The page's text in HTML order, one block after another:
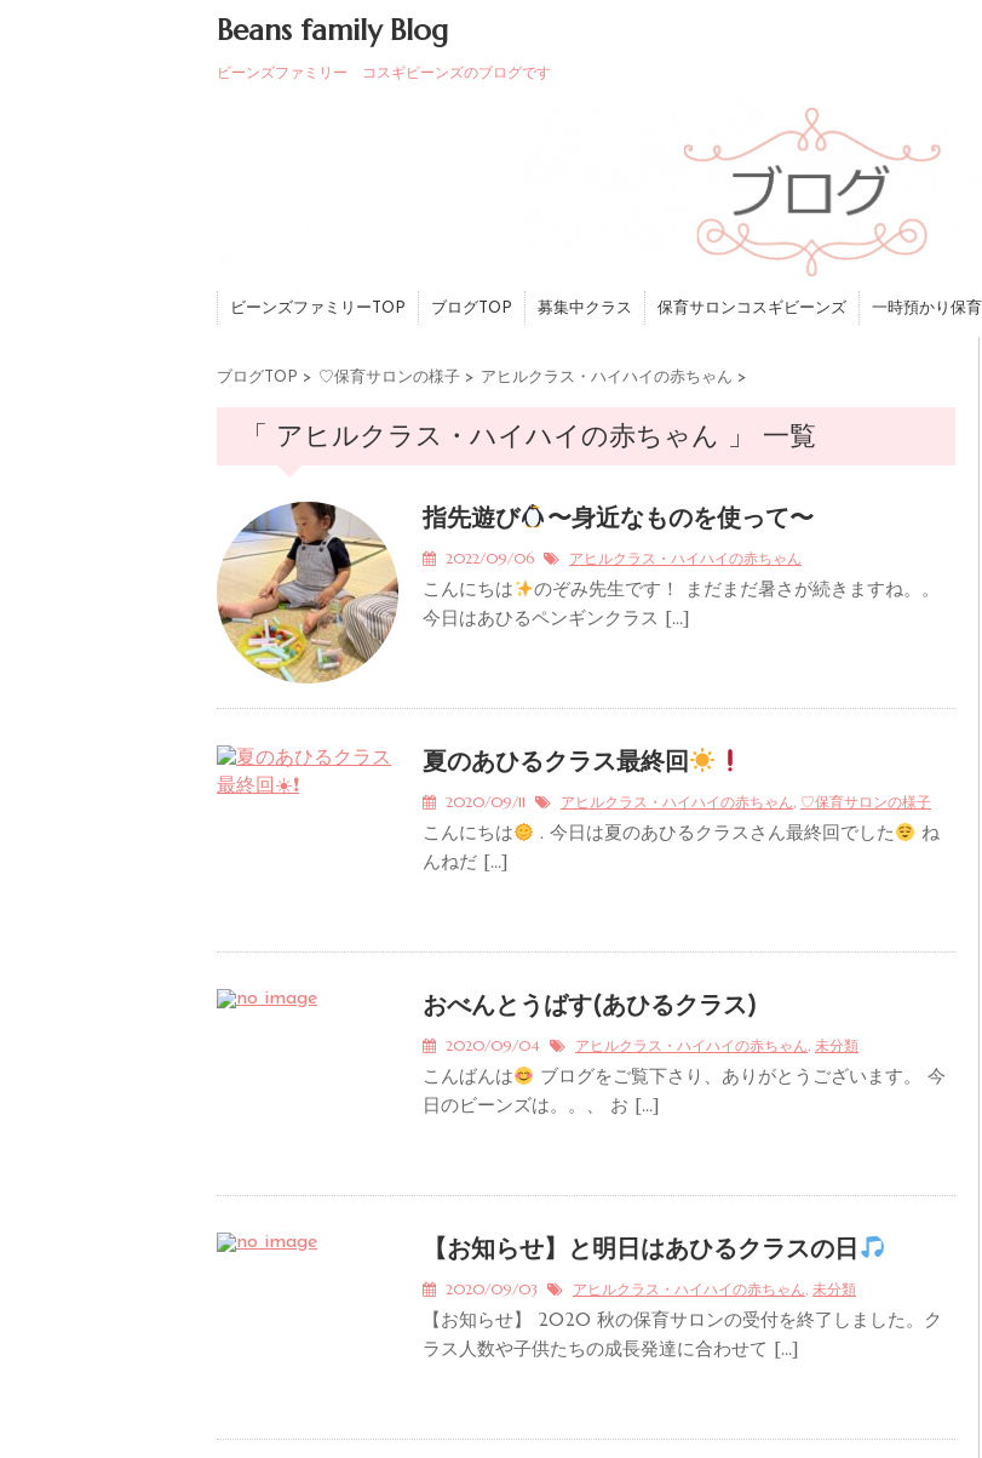
Beans family Blog
ビーンズファミリー コスギビーンズのブログです
ビーンズファミリーTOP ブログTOP 募集中クラス 保育サロンコスギビーンズ 一時預かり保育
ブログTOP > ♡保育サロンの様子 > アヒルクラス・ハイハイの赤ちゃん >
「 アヒルクラス・ハイハイの赤ちゃん 」 一覧
指先遊び 〜身近なものを使って〜
2022/09/06 アヒルクラス・ハイハイの赤ちゃん
こんにちは
のぞみ先生です！ まだまだ暑さが続きますね。。
今日はあひるペンギンクラス […]
夏のあひるクラス最終回
2020/09/11 アヒルクラス・ハイハイの赤ちゃん, ♡保育サロンの様子
こんにちは . 今日は夏のあひるクラスさん最終回でした
ね
んねだ […]
おべんとうばす(あひるクラス)
2020/09/04 アヒルクラス・ハイハイの赤ちゃん, 未分類
こんばんは
ブログをご覧下さり、ありがとうございます。 今
日のビーンズは。。、 お […]
【お知らせ】と明日はあひるクラスの日
2020/09/03 アヒルクラス・ハイハイの赤ちゃん, 未分類
【お知らせ】 2020 秋の保育サロンの受付を終了しました。ク
ラス人数や子供たちの成長発達に合わせて […]